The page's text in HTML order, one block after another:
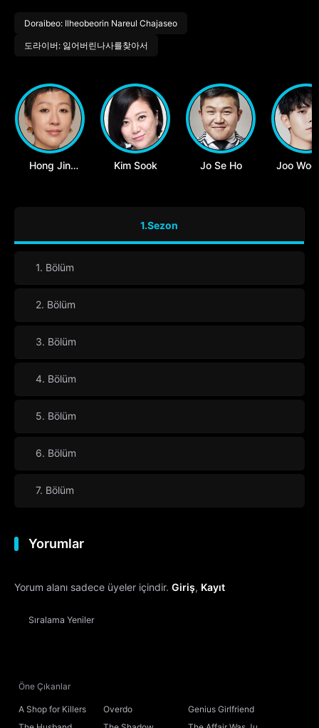
Doraibeo: Ilheobeorin Nareul Chajaseo
도라이버: 잃어버린나사를찾아서
Hong Jin
Kim Sook Jo Se Ho Joo
1.Sezon
1. Bölüm
2. Bölüm
3. Bölüm
4. Bölüm
5. Bölüm
6. Bölüm
7. Bölüm
Yorumlar
Yorum alanı sadece üyeler içindir. Giriş, Kayıt
Sıralama Yeniler
Öne Çıkanlar
A Shop for Killers Overdo
Genius Girlfriend